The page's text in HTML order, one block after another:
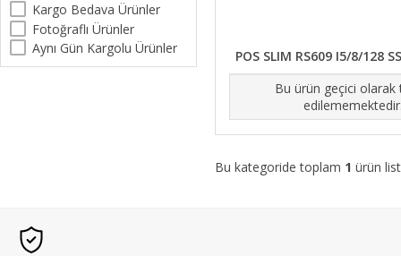
Kargo Bedava Ürünler
Fotoğraflı Ürünler
Aynı Gün Kargolu Ürünler
POS SLIM RS609 I5/8/128
Bu ürün geçici olarak
Bu kategoride toplam 1 ürün